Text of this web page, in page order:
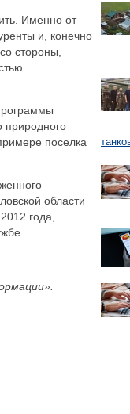
Именно от
и, конечно
стороны,
природного
поселка
области
года,